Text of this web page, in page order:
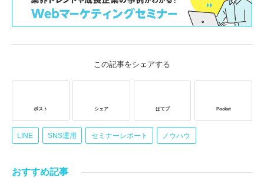
この記事をシェアする
ポスト シェア はてブ Pocket
LINE SNS運用 セミナーレポート ノウハウ
おすすめ記事